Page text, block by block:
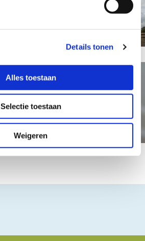
Details tonen
Alles toestaan
Selectie toestaan
Weigeren
Douane